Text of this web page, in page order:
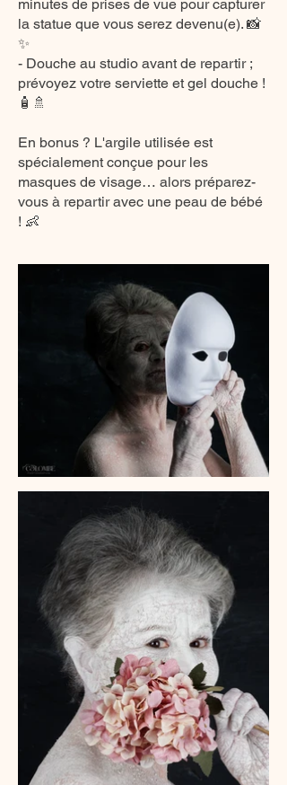
minutes de prises de vue pour capturer
la statue que vous serez devenu(e). 📸
✨
- Douche au studio avant de repartir ;
prévoyez votre serviette et gel douche !
🧴🚿
En bonus ? L'argile utilisée est
spécialement conçue pour les
masques de visage… alors préparez-
vous à repartir avec une peau de bébé
! 👶